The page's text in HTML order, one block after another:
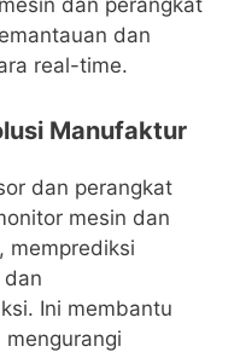
dan perangkat
dan
real-time.
Manufaktur
dan perangkat
mesin dan
memprediksi
Ini membantu